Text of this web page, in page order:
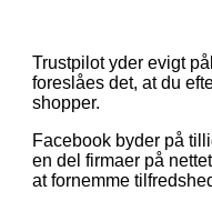
Trustpilot yder evigt
foreslåes det, at du
shopper.
Facebook byder på
en del firmaer på
at fornemme